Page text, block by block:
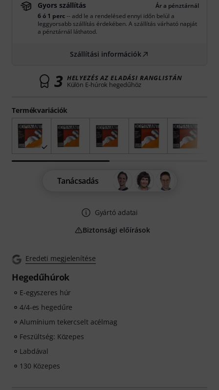
Eredeti megjelenítése
Hegedűhúrok
E-egyszeres húr
4/4-es hegedűre
Alumínium tekercselt acélmag
Feszültség: Közepes
Labdával
130 Közepes
Termékvariációk
Gyors szállítás
Ár a pénztárnál
6 ó 1 perc-- add le a rendelésed ennyi időn belül a
leggyorsabb szállítás érdekében. A szállítás várható napját
a pénztárnál láthatod.
Szállítási információk
3 HELYEZÉS AZ ELADÁSI RANGLISTÁN
Külön E-húrok hegedűhöz
Tanácsadás
Gyártó adatai
Biztonsági előírások